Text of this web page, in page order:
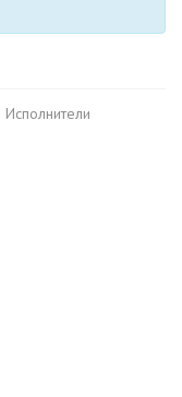
Исполнители